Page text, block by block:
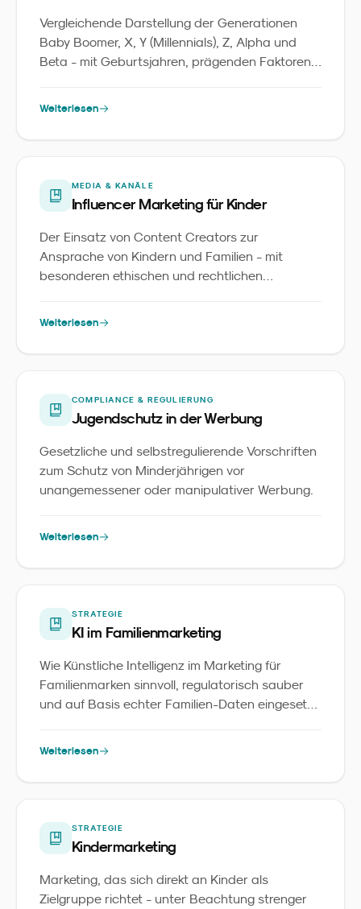
Vergleichende Darstellung der Generationen
Baby Boomer, X, Y (Millennials), Z, Alpha und
Beta - mit Geburtsjahren, prägenden Faktoren
Weiterlesen
MEDIA & KANÄLE
Influencer Marketing für Kinder
Der Einsatz von Content Creators zur
Ansprache von Kindern und Familien - mit
besonderen ethischen und rechtlichen
Weiterlesen
COMPLIANCE & REGULIERUNG
Jugendschutz in der Werbung
Gesetzliche und selbstregulierende Vorschriften
zum Schutz von Minderjährigen vor
unangemessener oder manipulativer Werbung.
Weiterlesen
STRATEGIE
KI im Familienmarketing
Wie Künstliche Intelligenz im Marketing für
Familienmarken sinnvoll, regulatorisch sauber
und auf Basis echter Familien-Daten eingesetzt
Weiterlesen
STRATEGIE
Kindermarketing
Marketing, das sich direkt an Kinder als
Zielgruppe richtet - unter Beachtung strenger